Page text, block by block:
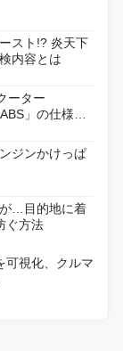
スト!? 炎天下
内容とは
ーター
」の仕様を
ジンかけっぱ
…目的地に着
ぐ方法
可視化、クルマ